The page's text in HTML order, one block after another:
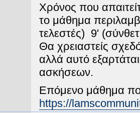
Χρόνος που
το μάθημα
τελεστές) 9'
Θα χρειαστείς
αλλά αυτό
ασκήσεων.
Επόμενο μάθημα
https://